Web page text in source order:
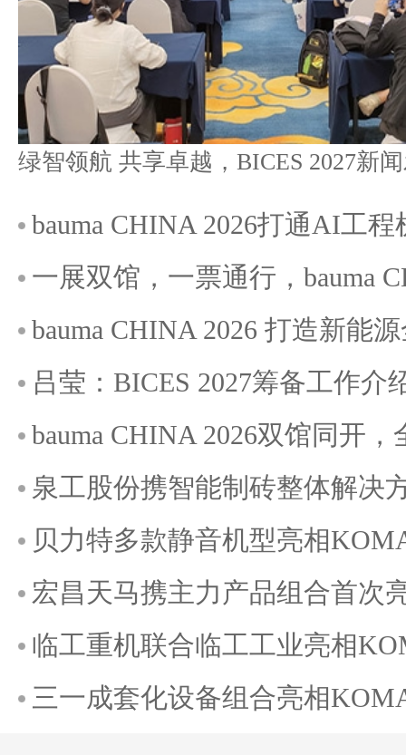
bauma CHINA 2026打通AI工
一展双馆，一票通行，bauma
bauma CHINA 2026 打造新能
吕莹：BICES 2027筹备工作介
bauma CHINA 2026双馆同开
泉工股份携智能制砖整体解决
贝力特多款静音机型亮相
宏昌天马携主力产品组合首次
临工重机联合临工工业亮相
三一成套化设备组合亮相